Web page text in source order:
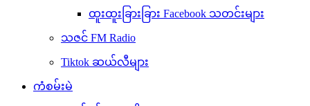
ထူးထူးခြားခြား Facebook သတင်းများ
သဇင် FM Radio
Tiktok ဆယ်လီများ
ကံစမ်းမဲ